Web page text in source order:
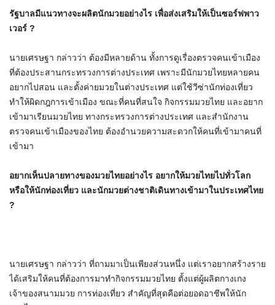
รัฐบาลมีแนวทางจะผลิตนักมวยอย่างไร เพื่อส่งเสริมให้เป็นซอร์ฟพาว
เวอร์ ?
นายเศรษฐา กล่าวว่า ต้องมีหลายด้าน ทั้งการดูเรื่องตรวจคนเข้าเมือง
ที่ต้องประสานกระทรวงการต่างประเทศ เพราะมีนักมวยไทยหลายคน
อยากไปสอน และตั้งค่ายมวยในต่างประเทศ แต่ใช้วีซ่านักท่องเที่ยว
ทำให้ผิดกฎการเข้าเมือง ขณะที่คนที่สนใจ กิจกรรมมวยไทย และอยาก
เข้ามาเรียนมวยไทย ทางกระทรวงการต่างประเทศ และสำนักงาน
ตรวจคนเข้าเมืองของไทย ต้องอำนวยความสะดวกให้คนที่เข้ามาคนที่
เข้ามา
อยากเห็นปลายทางของมวยไทยอย่างไร อยากให้มวยไทยไปทั่วโลก
หรือให้นักท่องเที่ยว และนักมวยต่างชาติเดินทางเข้ามาในประเทศไทย
?
นายเศรษฐา กล่าวว่า ที่ถามมาเป็นเพียงส่วนหนึ่ง แต่เราอยากสร้างราย
ได้เสริมให้คนที่ต้องการมาทำกิจกรรมมวยไทย ตั้งแต่ผู้ผลิตกางเกง
เจ้าของสนามมวย การท่องเที่ยว สำคัญที่สุดคือต่อยอดอาชีพให้นัก